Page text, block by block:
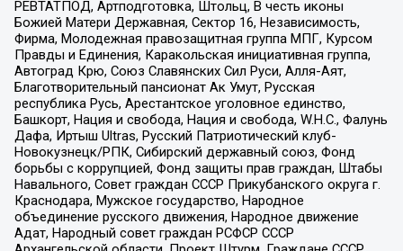
РЕВТАТПОД, Артподготовка, Штольц, В честь иконы
Божией Матери Державная, Сектор 16, Независимость,
Фирма, Молодежная правозащитная группа МПГ, Курсом
Правды и Единения, Каракольская инициативная группа,
Автоград Крю, Союз Славянских Сил Руси, Алля-Аят,
Благотворительный пансионат Ак Умут, Русская
республика Русь, Арестантское уголовное единство,
Башкорт, Нация и свобода, Нация и свобода, W.H.С., Фалунь
Дафа, Иртыш Ultras, Русский Патриотический клуб-
Новокузнецк/РПК, Сибирский державный союз, Фонд
борьбы с коррупцией, Фонд защиты прав граждан, Штабы
Навального, Совет граждан СССР Прикубанского округа г.
Краснодара, Мужское государство, Народное
объединение русского движения, Народное движение
Адат, Народный совет граждан РСФСР СССР